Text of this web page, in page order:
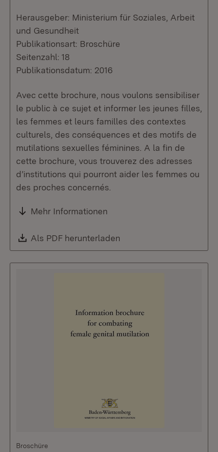
Herausgeber: Ministerium für Soziales, Arbeit
und Gesundheit
Publikationsart: Broschüre
Seitenzahl: 18
Publikationsdatum: 2016
Avec cette brochure, nous voulons sensibiliser
le public à ce sujet et informer les jeunes filles,
les femmes et leurs familles des contextes
culturels, des conséquences et des motifs de
mutilations sexuelles féminines. A la fin de
cette brochure, vous trouverez des adresses
d’institutions qui pourront aider les femmes ou
des proches concernés.
Mehr Informationen
Download:
Als PDF herunterladen
Broschüre